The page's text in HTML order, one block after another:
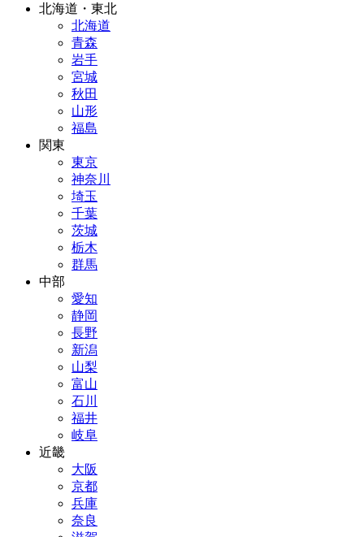
北海道・東北
北海道
青森
岩手
宮城
秋田
山形
福島
関東
東京
神奈川
埼玉
千葉
茨城
栃木
群馬
中部
愛知
静岡
長野
新潟
山梨
富山
石川
福井
岐阜
近畿
大阪
京都
兵庫
奈良